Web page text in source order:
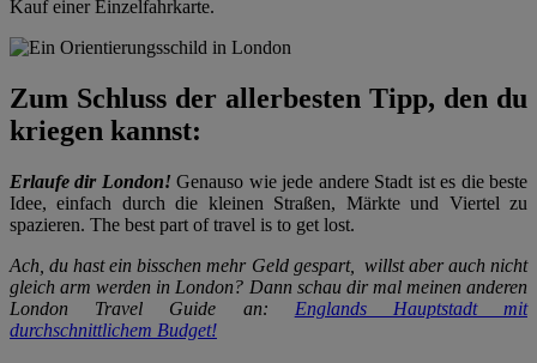
Kauf einer Einzelfahrkarte.
Zum Schluss der allerbesten Tipp, den du
kriegen kannst:
Erlaufe dir London! Genauso wie jede andere Stadt ist es die beste
Idee, einfach durch die kleinen Straßen, Märkte und Viertel zu
spazieren. The best part of travel is to get lost.
Ach, du hast ein bisschen mehr Geld gespart, willst aber auch nicht
gleich arm werden in London? Dann schau dir mal meinen anderen
London Travel Guide an: Englands Hauptstadt mit
durchschnittlichem Budget!